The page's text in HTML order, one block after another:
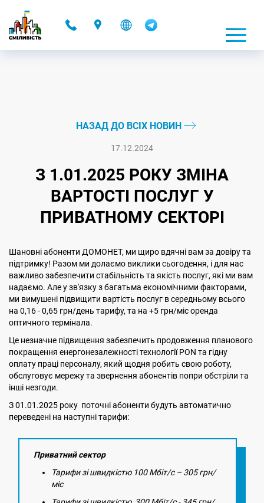
НАЗАД ДО ВСІХ НОВИН
17.12.2024
З 1.01.2025 РОКУ ЗМІНА
ВАРТОСТІ ПОСЛУГ У
ПРИВАТНОМУ СЕКТОРІ
Шановні абоненти ДОМОНЕТ, ми щиро вдячні вам за довіру та
підтримку! Разом ми долаємо виклики сьогодення, і для нас
важливо забезпечити стабільність та якість послуг, які ми вам
надаємо. Але у зв'язку з багатьма економічними факторами,
ми вимушені підвищити вартість послуг в середньому всього
на 0,16 - 0,65 грн/день тарифу, та на +5 грн/міс оренда
оптичного термінала.
Це незначне підвищення забезпечить продовження планового
покращення енергонезалежності технології PON та гідну
оплату праці персоналу, який щодня робить свою роботу,
обслуговує мережу та звернення абонентів попри обстріли та
інші незгоди.
З 01.01.2025 року поточні абоненти будуть автоматично
переведені на наступні тарифи:
Приватний сектор
Тарифи зі швидкістю 100 Мбіт/с – 305 грн/
міс